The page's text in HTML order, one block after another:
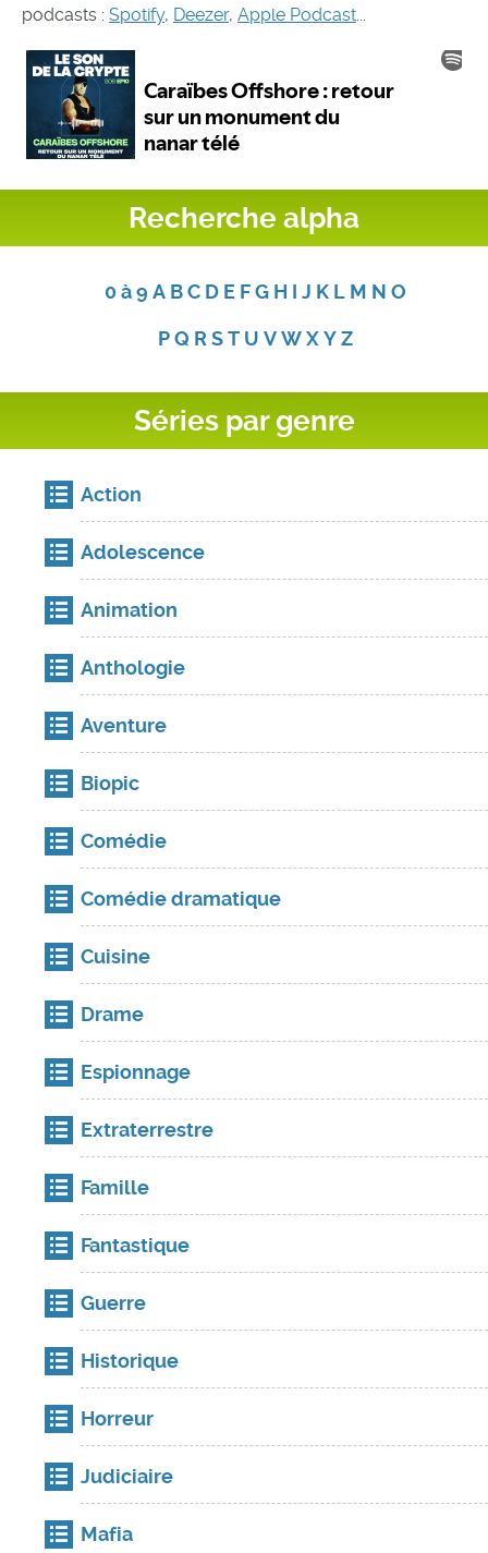
podcasts : Spotify, Deezer, Apple Podcast...
Recherche alpha
0 à 9 A B C D E F G H I J K L M N O
P Q R S T U V W X Y Z
Séries par genre
Action
Adolescence
Animation
Anthologie
Aventure
Biopic
Comédie
Comédie dramatique
Cuisine
Drame
Espionnage
Extraterrestre
Famille
Fantastique
Guerre
Historique
Horreur
Judiciaire
Mafia